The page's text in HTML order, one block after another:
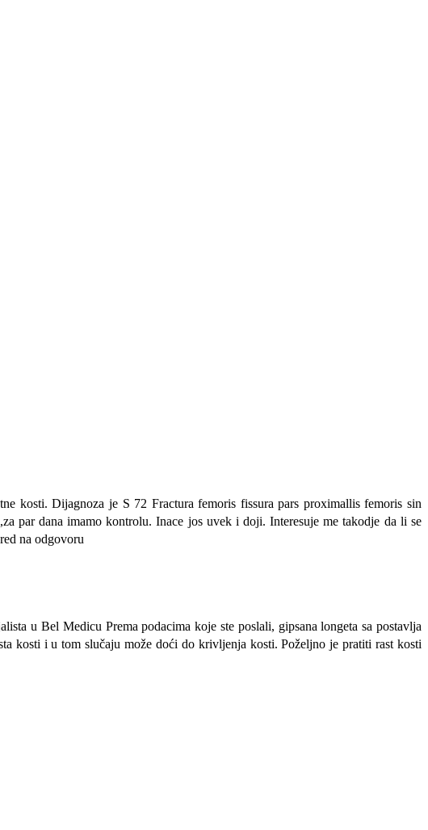
kosti. Dijagnoza je S 72 Fractura femoris fissura pars proximallis femoris sin
par dana imamo kontrolu. Inace jos uvek i doji. Interesuje me takodje da li se
na odgovoru
u Bel Medicu Prema podacima koje ste poslali, gipsana longeta sa postavlja
kosti i u tom slučaju može doći do krivljenja kosti. Poželjno je pratiti rast kosti